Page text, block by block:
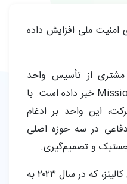
امنیت ملی افزایش داده
مشتری از تأسیس واحد
تجاری جدیدی به‌نام Missionforce خبر داده است. با
این واحد بر ادغام
در سه حوزه اصلی
و تصمیم‌گیری.
توسط کندال کالینز، که در سال ۲۰۲۳ به